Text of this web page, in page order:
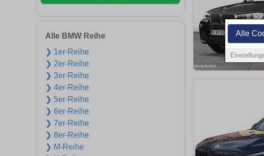
Alle
Alle BMW Reihe
❯ 1er-Reihe
❯ 2er-Reihe
❯ 3er-Reihe
❯ 4er-Reihe
❯ 5er-Reihe
❯ 6er-Reihe
❯ 7er-Reihe
❯ 8er-Reihe
❯ M-Reihe